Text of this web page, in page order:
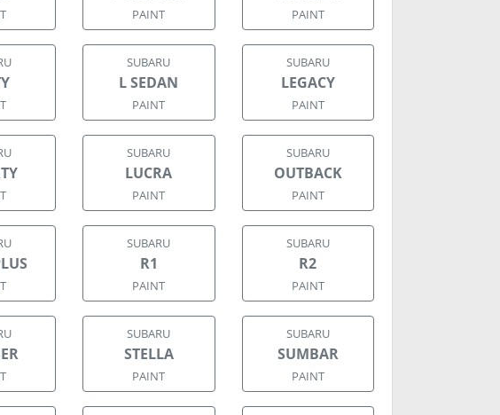
PAINT PAINT
SUBARU
L SEDAN
PAINT
SUBARU
LEGACY
PAINT
SUBARU
LUCRA
PAINT
SUBARU
OUTBACK
PAINT
SUBARU
R1
PAINT
SUBARU
R2
PAINT
SUBARU
STELLA
PAINT
SUBARU
SUMBAR
PAINT